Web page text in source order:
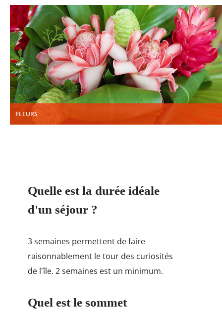
FLEURS
Quelle est la durée idéale
d'un séjour ?
3 semaines permettent de faire
raisonnablement le tour des curiosités
de l'île. 2 semaines est un minimum.
Quel est le sommet